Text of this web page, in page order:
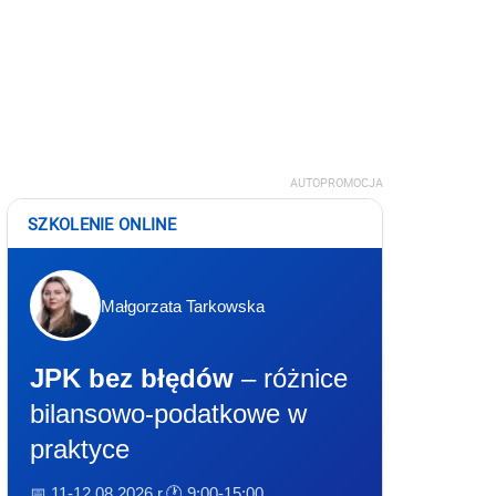
AUTOPROMOCJA
SZKOLENIE ONLINE
Małgorzata Tarkowska
JPK bez błędów – różnice
bilansowo-podatkowe w
praktyce